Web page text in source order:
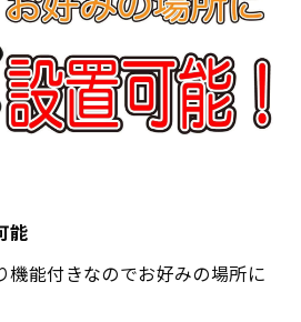
能
機能付きなのでお好みの場所に